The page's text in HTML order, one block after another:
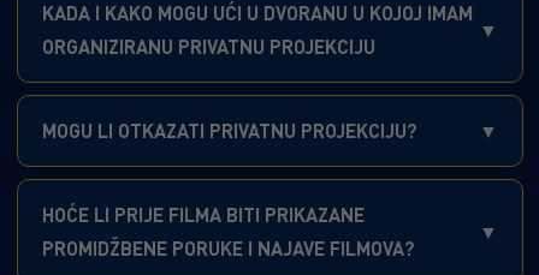
KADA I KAKO MOGU UĆI U DVORANU U KOJOJ IMAM
ORGANIZIRANU PRIVATNU PROJEKCIJU
MOGU LI OTKAZATI PRIVATNU PROJEKCIJU?
HOĆE LI PRIJE FILMA BITI PRIKAZANE
PROMIDŽBENE PORUKE I NAJAVE FILMOVA?